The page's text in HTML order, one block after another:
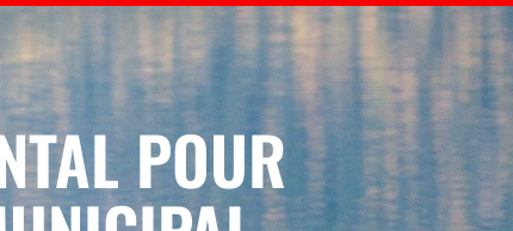
POUR